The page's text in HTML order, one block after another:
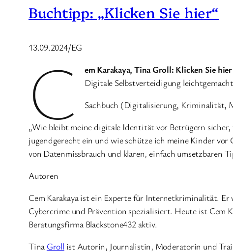
Buchtipp: „Klicken Sie hier“
13.09.2024/EG
C
em Karakaya, Tina Groll: Klicken Sie hier
Digitale Selbstverteidigung leichtgemacht
Sachbuch (Digitalisierung, Kriminalität,
„Wie bleibt meine digitale Identität vor Betrügern
jugendgerecht ein und wie schütze ich meine Kinder vor
von Datenmissbrauch und klaren, einfach umsetzbaren
Autoren
Cem Karakaya ist ein Experte für Internetkriminalität.
Cybercrime und Prävention spezialisiert. Heute ist Cem
Beratungsfirma Blackstone432 aktiv.
Tina Groll ist Autorin, Journalistin, Moderatorin und